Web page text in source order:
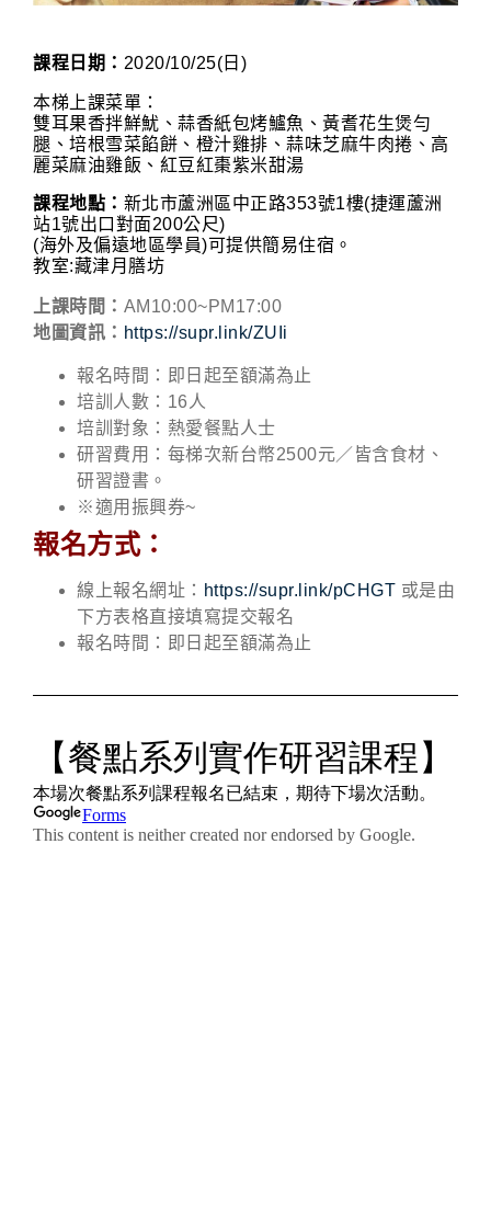
課程日期： 2020/10/25(日)
本梯上課菜單：
雙耳果香拌鮮魷、蒜香紙包烤鱸魚、黃耆花生煲勻
腿、培根雪菜餡餅、橙汁雞排、蒜味芝麻牛肉捲、高
麗菜麻油雞飯、紅豆紅棗紫米甜湯
課程地點： 新北市蘆洲區中正路353號1樓(捷運蘆洲
站1號出口對面200公尺)
(海外及偏遠地區學員)可提供簡易住宿。
教室:藏津月膳坊
上課時間： AM10:00~PM17:00
地圖資訊： https://supr.link/ZUIi
報名時間：即日起至額滿為止
培訓人數：16人
培訓對象：熱愛餐點人士
研習費用：每梯次新台幣2500元／皆含食材、
研習證書。
※適用振興券~
報名方式：
線上報名網址： https://supr.link/pCHGT 或是由
下方表格直接填寫提交報名
報名時間：即日起至額滿為止